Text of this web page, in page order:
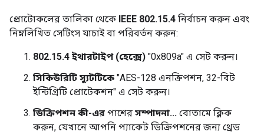
প্রোটোকলের তালিকা থেকে IEEE 802.15.4 নির্বাচন করুন এবং
নিম্নলিখিত সেটিংস যাচাই বা পরিবর্তন করুন:
802.15.4 ইথারটাইপ (হেক্সে) "0x809a" এ সেট করুন।
সিকিউরিটি স্যুটটিকে "AES-128 এনক্রিপশন, 32-বিট
ইন্টিগ্রিটি প্রোটেকশন" এ সেট করুন।
ডিক্রিপশন কী-এর পাশের সম্পাদনা... বোতামে ক্লিক
করুন, যেখানে আপনি প্যাকেট ডিক্রিপশনের জন্য থ্রেড